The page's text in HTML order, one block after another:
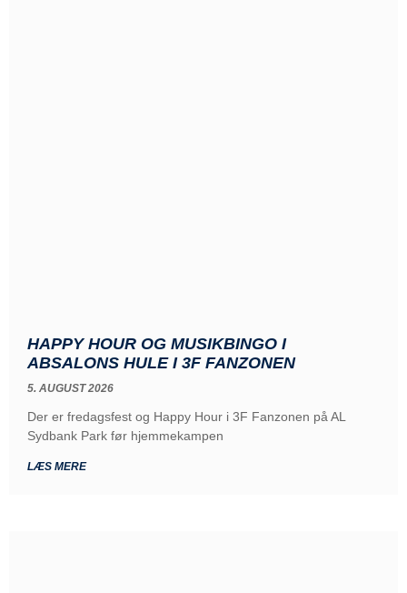
HAPPY HOUR OG MUSIKBINGO I
ABSALONS HULE I 3F FANZONEN
5. AUGUST 2026
Der er fredagsfest og Happy Hour i 3F Fanzonen på AL
Sydbank Park før hjemmekampen
LÆS MERE